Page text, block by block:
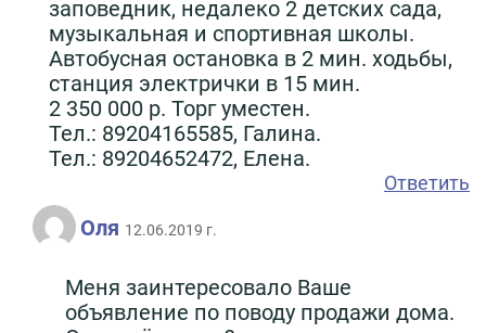
заповедник, недалеко 2 детских сада,
музыкальная и спортивная школы.
Автобусная остановка в 2 мин. ходьбы,
станция электрички в 15 мин.
2 350 000 р. Торг уместен.
Тел.: 89204165585, Галина.
Тел.: 89204652472, Елена.
Ответить
Оля 12.06.2019 г.
Меня заинтересовало Ваше
объявление по поводу продажи дома.